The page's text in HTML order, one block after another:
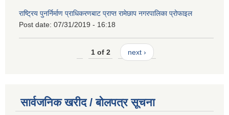
राष्ट्रिय पुनर्निर्माण प्राधिकरणबाट प्राप्त रामेछाप नगरपालिका प्रोफाइल
Post date: 07/31/2019 - 16:18
1 of 2 next ›
सार्वजनिक खरीद / बोलपत्र सूचना